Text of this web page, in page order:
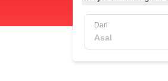
Dari